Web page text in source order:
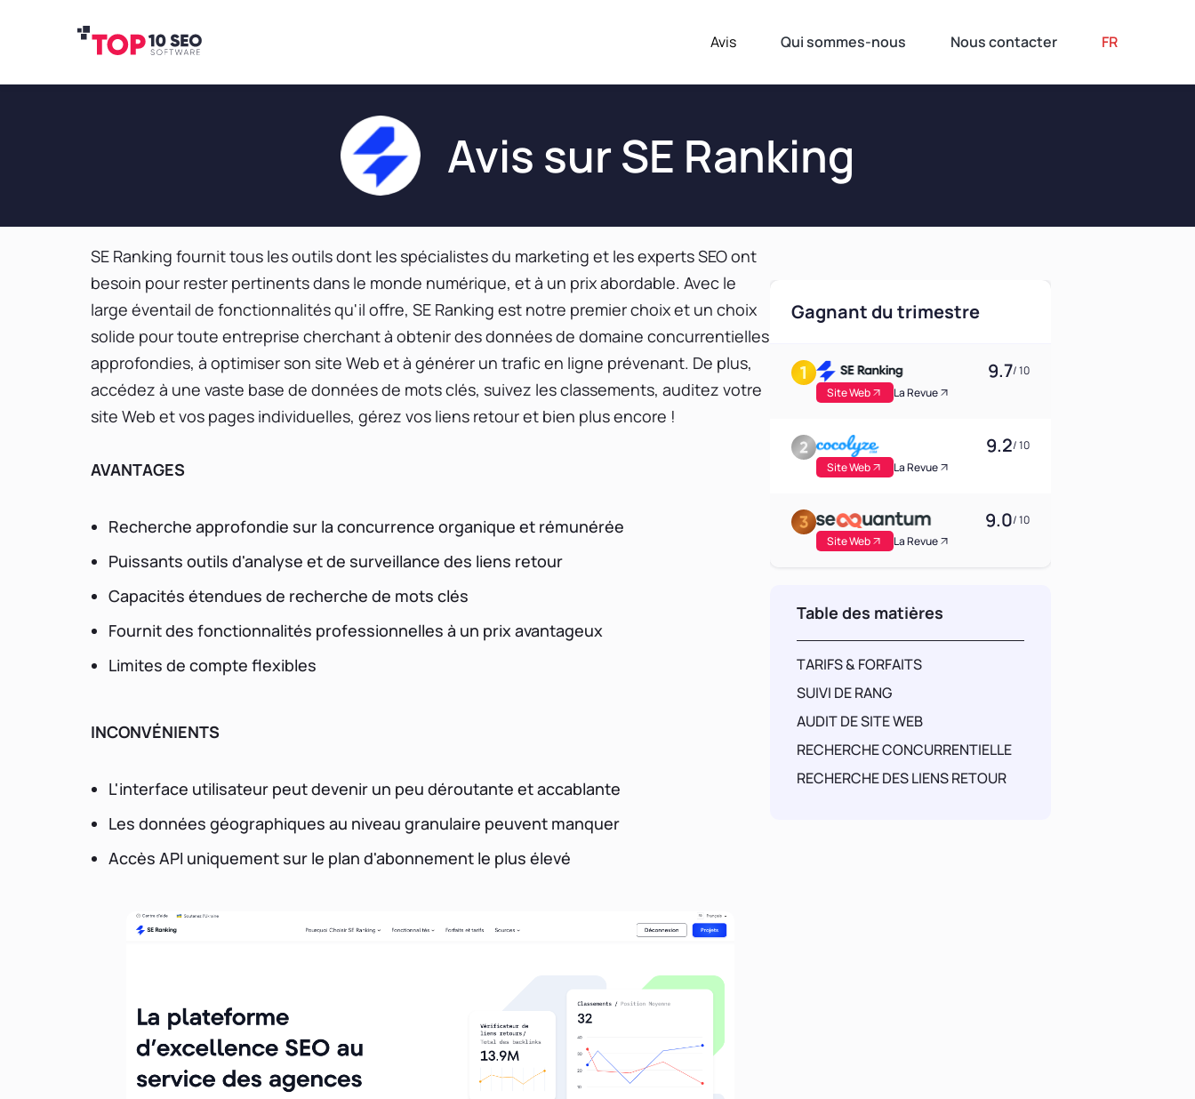
Avis Qui sommes-nous Nous contacter FR
Avis sur SE Ranking
SE Ranking fournit tous les outils dont les spécialistes du marketing et les experts SEO ont
besoin pour rester pertinents dans le monde numérique, et à un prix abordable. Avec le
large éventail de fonctionnalités qu'il offre, SE Ranking est notre premier choix et un choix
solide pour toute entreprise cherchant à obtenir des données de domaine concurrentielles
approfondies, à optimiser son site Web et à générer un trafic en ligne prévenant. De plus,
accédez à une vaste base de données de mots clés, suivez les classements, auditez votre
site Web et vos pages individuelles, gérez vos liens retour et bien plus encore !
AVANTAGES
Recherche approfondie sur la concurrence organique et rémunérée
Puissants outils d'analyse et de surveillance des liens retour
Capacités étendues de recherche de mots clés
Fournit des fonctionnalités professionnelles à un prix avantageux
Limites de compte flexibles
INCONVÉNIENTS
L'interface utilisateur peut devenir un peu déroutante et accablante
Les données géographiques au niveau granulaire peuvent manquer
Accès API uniquement sur le plan d'abonnement le plus élevé
Gagnant du trimestre
9.7/ 10
Site Web
La Revue
9.2/ 10
Site Web
La Revue
9.0/ 10
Site Web
La Revue
Table des matières
TARIFS & FORFAITS
SUIVI DE RANG
AUDIT DE SITE WEB
RECHERCHE CONCURRENTIELLE
RECHERCHE DES LIENS RETOUR